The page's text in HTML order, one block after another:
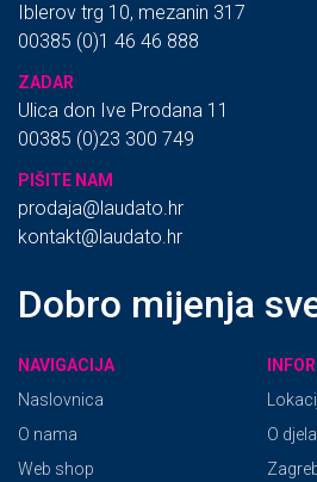
Iblerov trg 10, mezanin 317
00385 (0)1 46 46 888
ZADAR
Ulica don Ive Prodana 11
00385 (0)23 300 749
PIŠITE NAM
prodaja@laudato.hr
kontakt@laudato.hr
Dobro mijenja
NAVIGACIJA
Naslovnica
O nama
Web shop
O